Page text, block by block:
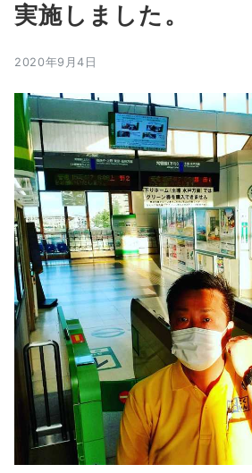
実施しました。
2020年9月4日